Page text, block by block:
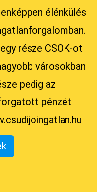
élénkülés
része CSOK-ot
városokban
pedig az
pénzét